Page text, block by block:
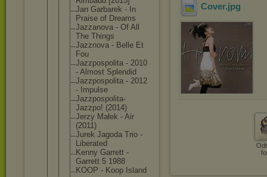
Jan Garbarek - In
Praise of Dreams
Jazzanova - Of All
The Things
Jazznova - Belle Et
Fou
Jazzpospolita - 2010
- Almost Splendid
Jazzpospolita - 2012
- Impulse
Jazzpospolita-
Jazzpo! (2014)
Jerzy Małek - Air
(2011)
Jurek Jagoda Trio -
Liberated
Kenny Garrett -
Garrett 5 1988
KOOP - Koop Island
Cover.jpg